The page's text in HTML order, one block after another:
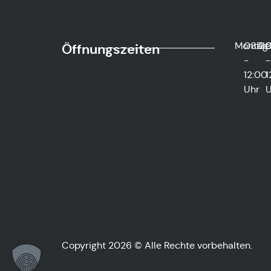
Öffnungszeiten Montag
08:00
-
12:00
Uhr
-
Copyright 2026 © Alle Rechte vorbehalten.